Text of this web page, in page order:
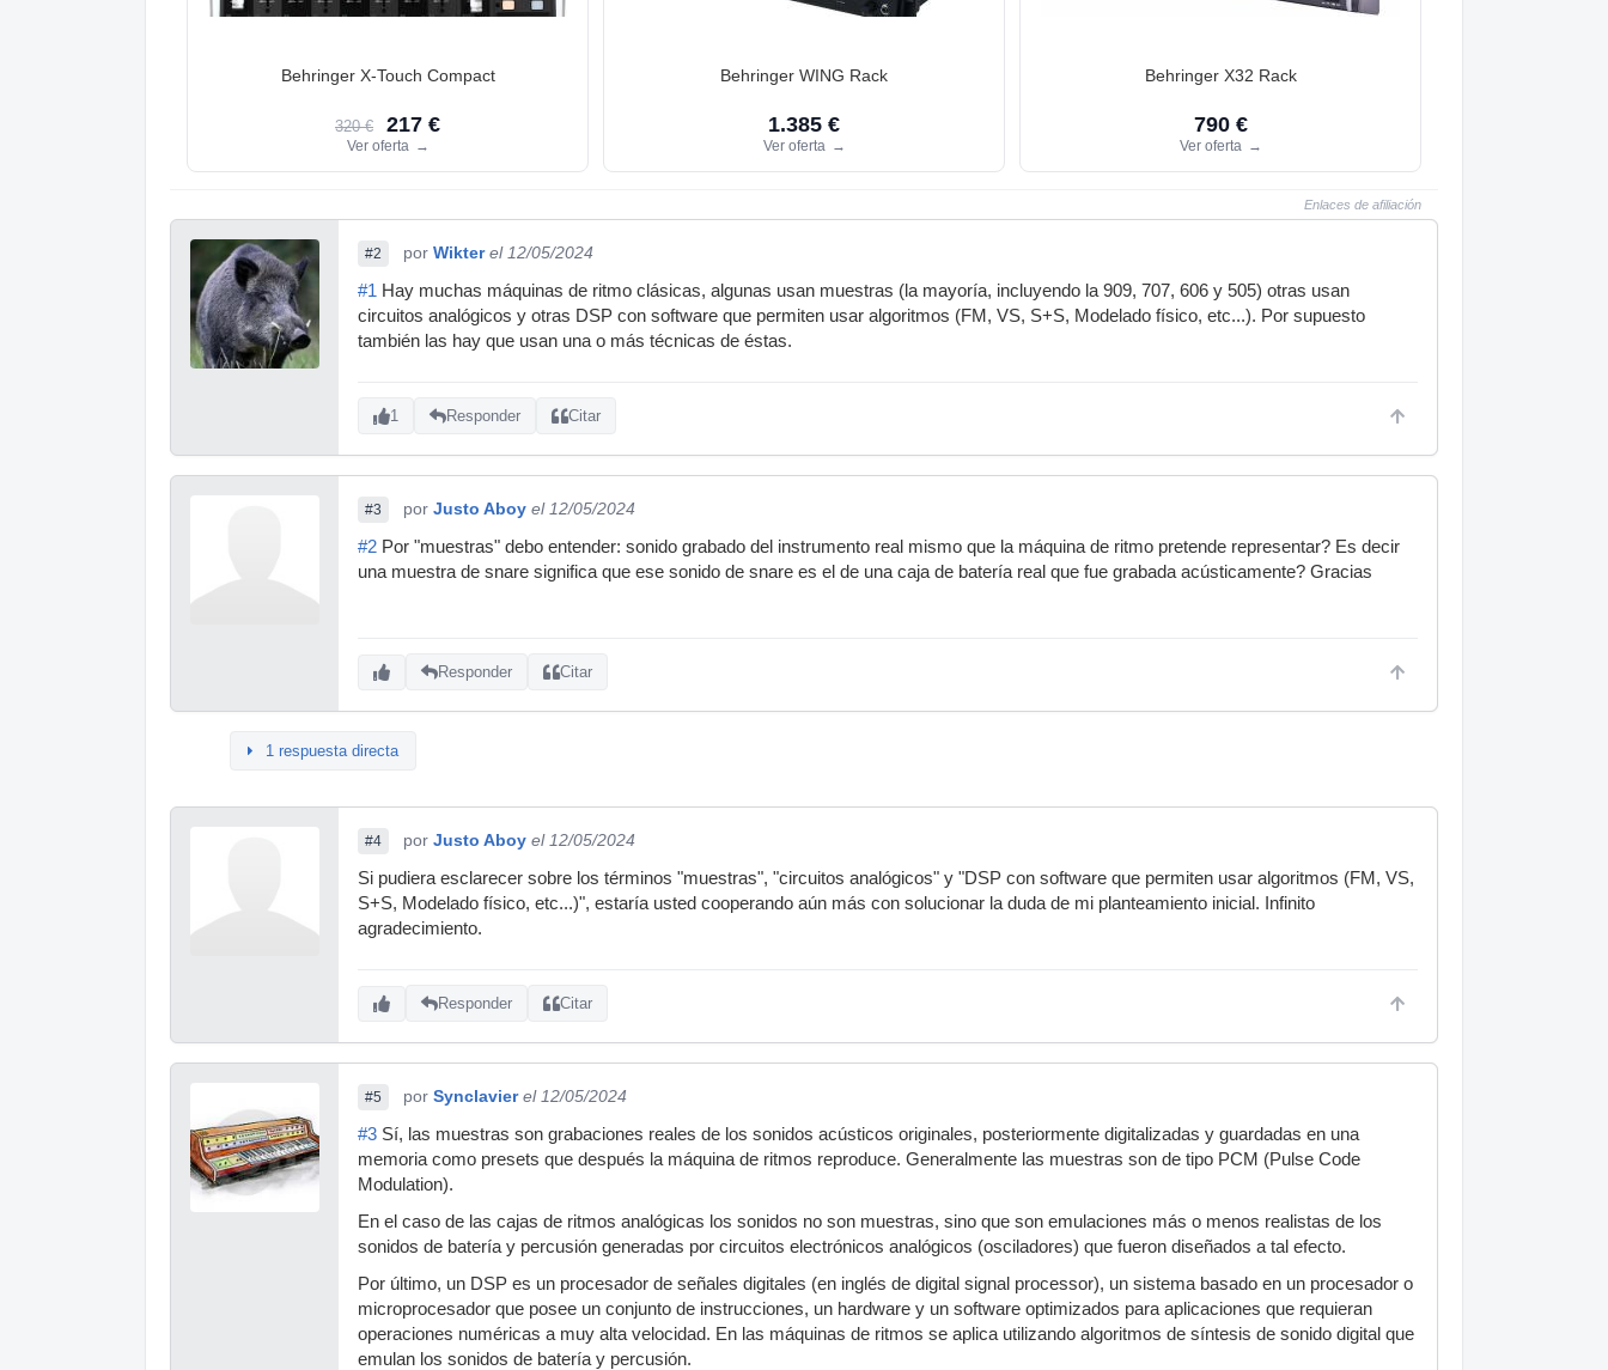
Behringer X-Touch Compact
320 € 217 €
Ver oferta →
Behringer WING Rack
1.385 €
Ver oferta →
Behringer X32 Rack
790 €
Ver oferta →
Enlaces de afiliación
#2 por Wikter el 12/05/2024
#1 Hay muchas máquinas de ritmo clásicas, algunas usan muestras (la mayoría, incluyendo la 909, 707, 606 y 505) otras usan
circuitos analógicos y otras DSP con software que permiten usar algoritmos (FM, VS, S+S, Modelado físico, etc...). Por supuesto
también las hay que usan una o más técnicas de éstas.
1 Responder Citar
#3 por Justo Aboy el 12/05/2024
#2 Por "muestras" debo entender: sonido grabado del instrumento real mismo que la máquina de ritmo pretende representar? Es decir
una muestra de snare significa que ese sonido de snare es el de una caja de batería real que fue grabada acústicamente? Gracias
Responder Citar
1 respuesta directa
#4 por Justo Aboy el 12/05/2024
Si pudiera esclarecer sobre los términos "muestras", "circuitos analógicos" y "DSP con software que permiten usar algoritmos (FM, VS,
S+S, Modelado físico, etc...)", estaría usted cooperando aún más con solucionar la duda de mi planteamiento inicial. Infinito
agradecimiento.
Responder Citar
#5 por Synclavier el 12/05/2024
#3 Sí, las muestras son grabaciones reales de los sonidos acústicos originales, posteriormente digitalizadas y guardadas en una
memoria como presets que después la máquina de ritmos reproduce. Generalmente las muestras son de tipo PCM (Pulse Code
Modulation).
En el caso de las cajas de ritmos analógicas los sonidos no son muestras, sino que son emulaciones más o menos realistas de los
sonidos de batería y percusión generadas por circuitos electrónicos analógicos (osciladores) que fueron diseñados a tal efecto.
Por último, un DSP es un procesador de señales digitales (en inglés de digital signal processor), un sistema basado en un procesador o
microprocesador que posee un conjunto de instrucciones, un hardware y un software optimizados para aplicaciones que requieran
operaciones numéricas a muy alta velocidad. En las máquinas de ritmos se aplica utilizando algoritmos de síntesis de sonido digital que
emulan los sonidos de batería y percusión.